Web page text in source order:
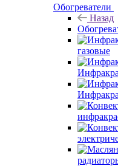
Обогреватели
Назад
газовые